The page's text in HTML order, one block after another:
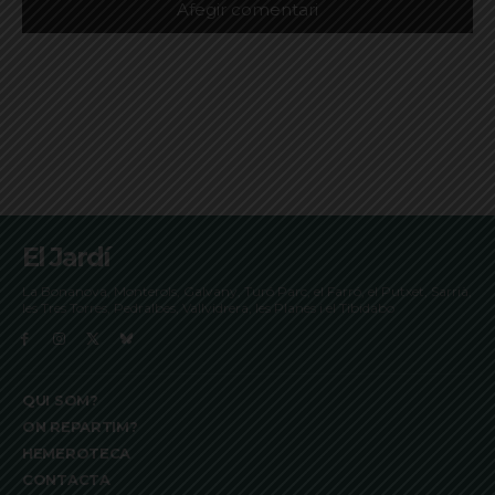
El Jardí
La Bonanova, Monterols, Galvany, Turó Parc, el Farró, el Putxet, Sarrià,
les Tres Torres, Pedralbes, Vallvidrera, les Planes i el Tibidabo
QUI SOM?
ON REPARTIM?
HEMEROTECA
CONTACTA